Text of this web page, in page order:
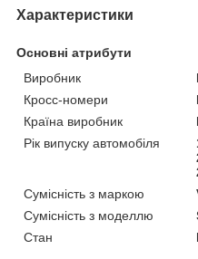
Характеристики
Основні атрибути
Виробник
Кросс-номери
Країна виробник
Рік випуску автомобіля
Сумісність з маркою
Сумісність з моделлю
Стан